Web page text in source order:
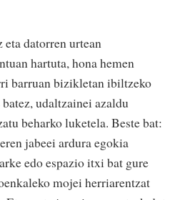
datorren urtean
hartuta, hona hemen
barruan bizikletan ibiltzeko
udaltzainei azaldu
beharko luketela. Beste bat:
jabeei ardura egokia
edo espazio itxi bat gure
mojei herriarentzat